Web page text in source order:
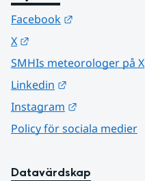
Facebook
X
SMHIs meteorologer på X
Linkedin
Instagram
Policy för sociala medier
Datavärdskap